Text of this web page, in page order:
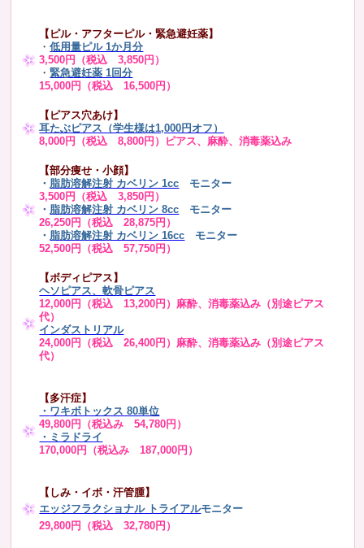
【ピル・アフターピル・緊急避妊薬】
・低用量ピル 1か月分
3,500円（税込 3,850円）
・緊急避妊薬 1回分
15,000円（税込 16,500円）
【ピアス穴あけ】
耳たぶピアス（学生様は1,000円オフ）
8,000円（税込 8,800円）ピアス、麻酔、消毒薬込み
【部分痩せ・小顔】
・ 脂肪溶解注射 カベリン 1cc モニター
3,500円（税込 3,850円）
・ 脂肪溶解注射 カベリン 8cc モニター
26,250円（税込 28,875円）
・ 脂肪溶解注射 カベリン 16cc
モニター
52,500円（税込 57,750円）
【ボディピアス】
ヘソピアス、軟骨ピアス
12,000円（税込 13,200円）麻酔、消毒薬込み（別途ピアス
代）
インダストリアル
24,000円（税込 26,400円）麻酔、消毒薬込み（別途ピアス
代）
【多汗症】
・ ワキボトックス 80単位
49,800円（税込み 54,780円）
・ミラドライ
170,000円（税込み 187,000円）
【しみ・イボ・汗管腫】
エッジフラクショナル トライアルモニター
29,800円（税込 32,780円）